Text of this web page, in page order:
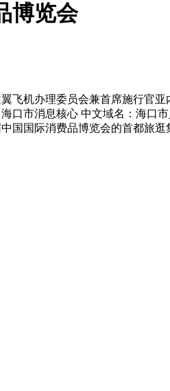
博览会
机办理委员会兼首席施行官亚
口市消息核心 中文域名：海口
国际消费品博览会的首都旅逛